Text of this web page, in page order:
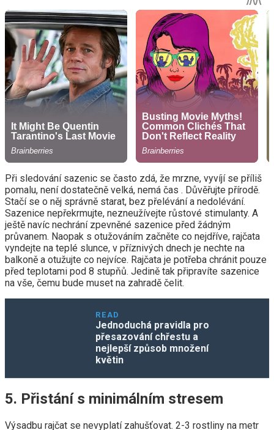
Při sledování sazenic se často zdá, že mrzne, vyvíjí se příliš
pomalu, není dostatečně velká, nemá čas . Důvěřujte přírodě.
Stačí se o něj správně starat, bez přelévání a nedolévání.
Sazenice nepřekrmujte, nezneužívejte růstové stimulanty. A
ještě navíc nechrání zpevněné sazenice před žádným
průvanem. Naopak s otužováním začněte co nejdříve, rajčata
vyndejte na teplé slunce, v příznivých dnech je nechte na
balkoně a otužujte co nejvíce. Rajčata je potřeba chránit pouze
před teplotami pod 8 stupňů. Jedině tak připravíte sazenice
na vše, čemu bude muset na zahradě čelit.
READ
Jednoduchá pravidla pro
přesazování chřestu a
nejlepší způsob množení
květin
5. Přistání s minimálním stresem
Výsadbu rajčat se nevyplatí zahušťovat. 2-3 rostliny na metr